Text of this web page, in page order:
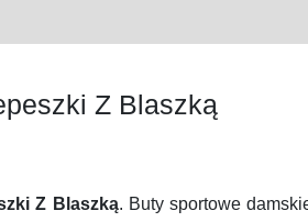
Z Blaszką
Z Blaszką. Buty sportowe